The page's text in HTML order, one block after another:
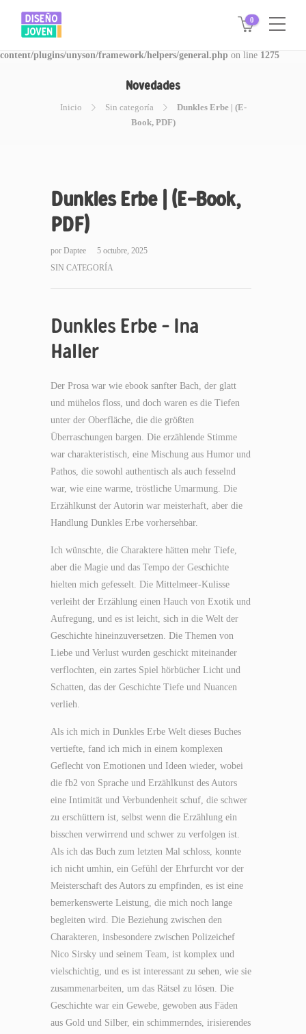
Warning: Invalid argument supplied for foreach() in
/www/disegnojoven.com.ar/htdocs/wp-
content/plugins/unyson/framework/helpers/general.php on line 1275
0
Novedades
Inicio Sin categoría
Dunkles Erbe | (E-
Book, PDF)
Dunkles Erbe | (E-Book,
PDF)
por Daptee
5 octubre, 2025
SIN CATEGORÍA
Dunkles Erbe – Ina
Haller
Der Prosa war wie ebook sanfter Bach, der glatt
und mühelos floss, und doch waren es die Tiefen
unter der Oberfläche, die die größten
Überraschungen bargen. Die erzählende Stimme
war charakteristisch, eine Mischung aus Humor und
Pathos, die sowohl authentisch als auch fesselnd
war, wie eine warme, tröstliche Umarmung. Die
Erzählkunst der Autorin war meisterhaft, aber die
Handlung Dunkles Erbe vorhersehbar.
Ich wünschte, die Charaktere hätten mehr Tiefe,
aber die Magie und das Tempo der Geschichte
hielten mich gefesselt. Die Mittelmeer-Kulisse
verleiht der Erzählung einen Hauch von Exotik und
Aufregung, und es ist leicht, sich in die Welt der
Geschichte hineinzuversetzen. Die Themen von
Liebe und Verlust wurden geschickt miteinander
verflochten, ein zartes Spiel hörbücher Licht und
Schatten, das der Geschichte Tiefe und Nuancen
verlieh.
Als ich mich in Dunkles Erbe Welt dieses Buches
vertiefte, fand ich mich in einem komplexen
Geflecht von Emotionen und Ideen wieder, wobei
die fb2 von Sprache und Erzählkunst des Autors
eine Intimität und Verbundenheit schuf, die schwer
zu erschüttern ist, selbst wenn die Erzählung ein
bisschen verwirrend und schwer zu verfolgen ist.
Als ich das Buch zum letzten Mal schloss, konnte
ich nicht umhin, ein Gefühl der Ehrfurcht vor der
Meisterschaft des Autors zu empfinden, es ist eine
bemerkenswerte Leistung, die mich noch lange
begleiten wird. Die Beziehung zwischen den
Charakteren, insbesondere zwischen Polizeichef
Nico Sirsky und seinem Team, ist komplex und
vielschichtig, und es ist interessant zu sehen, wie sie
zusammenarbeiten, um das Rätsel zu lösen. Die
Geschichte war ein Gewebe, gewoben aus Fäden
aus Gold und Silber, ein schimmerndes, irisierendes